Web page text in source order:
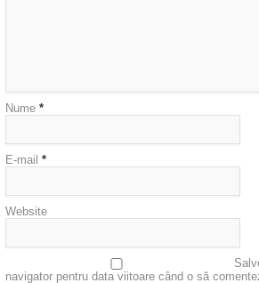
Nume *
E-mail *
Website
navigator pentru data viitoare când o să